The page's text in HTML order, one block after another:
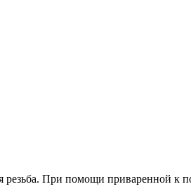
При помощи приваренной к